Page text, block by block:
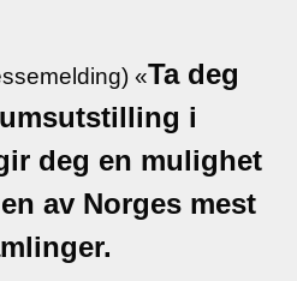
«Ta deg
i
deg en mulighet
av Norges mest